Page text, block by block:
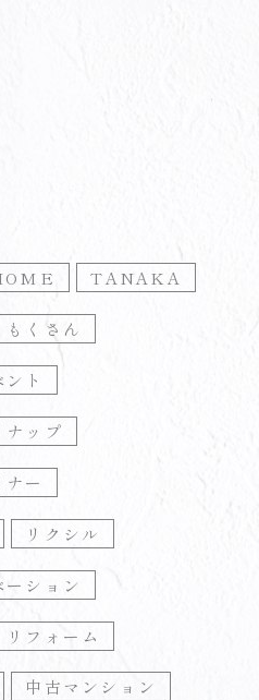
TANAKA
もくさん
ント
ナップ
ナー
リクシル
ーション
リフォーム
中古マンション